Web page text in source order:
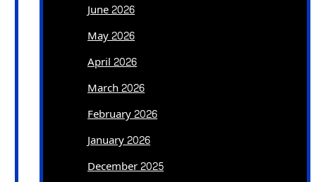
June 2026
May 2026
April 2026
March 2026
February 2026
January 2026
December 2025